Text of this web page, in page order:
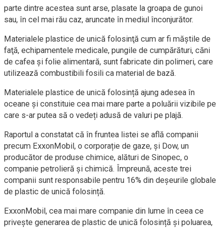
parte dintre acestea sunt arse, plasate la groapa de gunoi
sau, în cel mai rău caz, aruncate în mediul înconjurător.
Materialele plastice de unică folosinţă cum ar fi măştile de
faţă, echipamentele medicale, pungile de cumpărături, căni
de cafea şi folie alimentară, sunt fabricate din polimeri, care
utilizează combustibili fosili ca material de bază.
Materialele plastice de unică folosință ajung adesea în
oceane și constituie cea mai mare parte a poluării vizibile pe
care s-ar putea să o vedeți adusă de valuri pe plajă.
Raportul a constatat că în fruntea listei se află companii
precum ExxonMobil, o corporație de gaze, și Dow, un
producător de produse chimice, alături de Sinopec, o
companie petrolieră și chimică. Împreună, aceste trei
companii sunt responsabile pentru 16% din deșeurile globale
de plastic de unică folosință.
ExxonMobil, cea mai mare companie din lume în ceea ce
privește generarea de plastic de unică folosință și poluarea,